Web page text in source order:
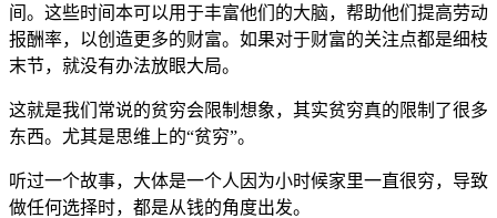
间。这些时间本可以用于丰富他们的大脑，帮助他们提高劳动
报酬率，以创造更多的财富。如果对于财富的关注点都是细枝
末节，就没有办法放眼大局。
这就是我们常说的贫穷会限制想象，其实贫穷真的限制了很多
东西。尤其是思维上的“贫穷”。
听过一个故事，大体是一个人因为小时候家里一直很穷，导致
做任何选择时，都是从钱的角度出发。